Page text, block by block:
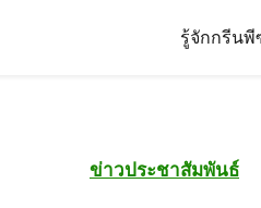
รู้จักกรีนพี
ข่าวประชาสัมพันธ์